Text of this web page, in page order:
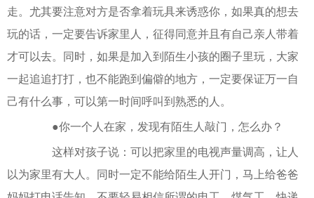
走。尤其要注意对方是否拿着玩具来诱惑你，如果真的想去
玩的话，一定要告诉家里人，征得同意并且有自己亲人带着
才可以去。同时，如果是加入到陌生小孩的圈子里玩，大家
一起追追打打，也不能跑到偏僻的地方，一定要保证万一自
己有什么事，可以第一时间呼叫到熟悉的人。
●你一个人在家，发现有陌生人敲门，怎么办？
这样对孩子说：可以把家里的电视声量调高，让人
以为家里有大人。同时一定不能给陌生人开门，马上给爸爸